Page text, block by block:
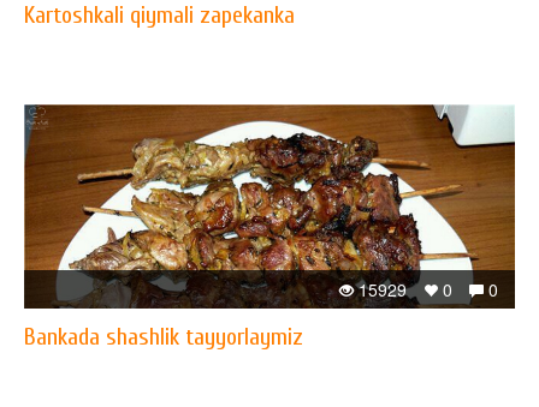
Kartoshkali qiymali zapekanka
0
0
15929
Bankada shashlik tayyorlaymiz